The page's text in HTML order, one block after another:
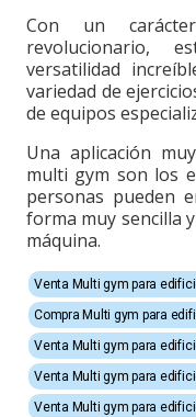
Con un
revolucionario,
versatilidad
variedad de
de equipos
Una aplicación
multi gym son los
personas pueden
forma muy sencilla
máquina.
Venta Multi gym para
Compra Multi gym para
Venta Multi gym para
Venta Multi gym para
Venta Multi gym para